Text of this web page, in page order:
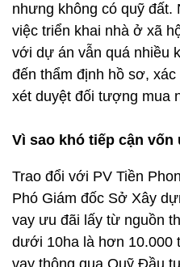
nhưng không có quỹ đất.
việc triển khai nhà ở xã
với dự án vẫn quá nhiều
đến thẩm định hồ sơ,
xét duyệt đối tượng mua
Vì sao khó tiếp cận vốn
Trao đổi với PV Tiền
Phó Giám đốc Sở Xây
vay ưu đãi lấy từ nguồn
dưới 10ha là hơn 10.000
vay thông qua Quỹ Đầu